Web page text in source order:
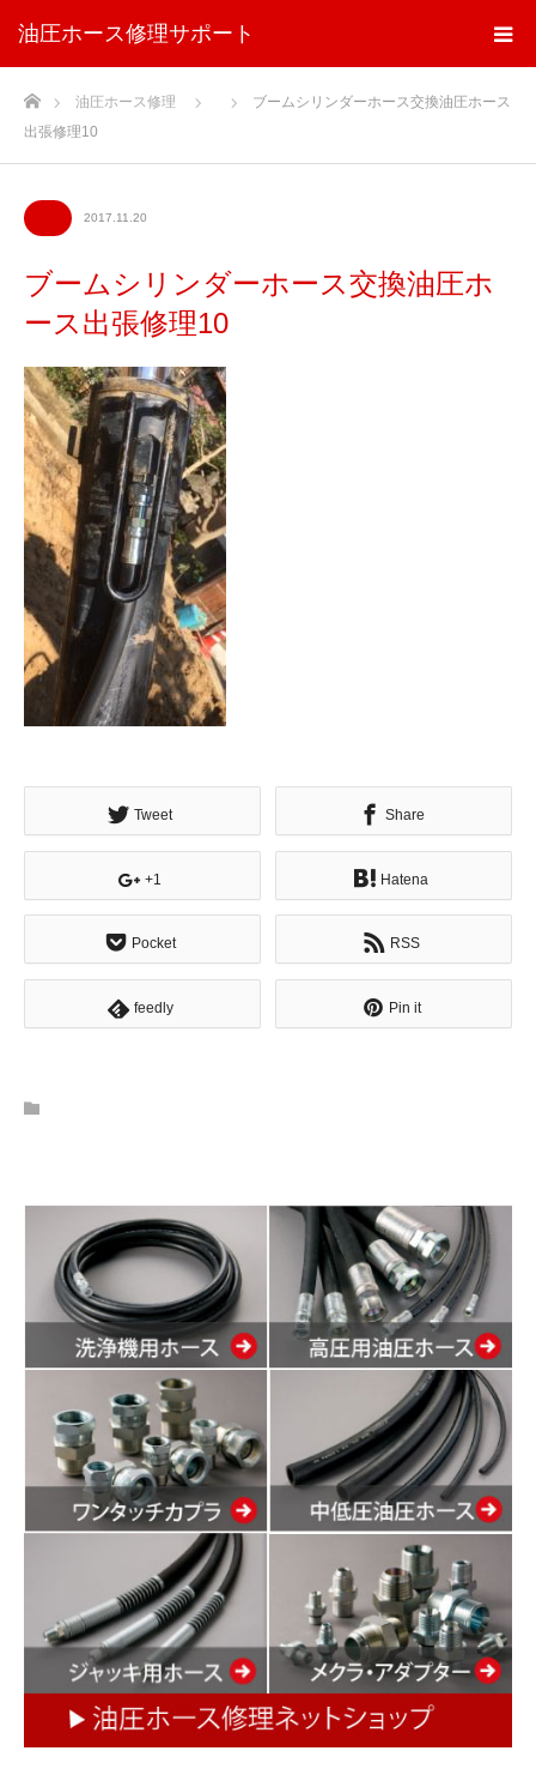
油圧ホース修理サポート
ホーム油圧ホース修理
ブームシリンダーホース交換油圧ホース
出張修理10
2017.11.20
ブームシリンダーホース交換油圧ホ
ース出張修理10
Tweet Share
+1 Hatena
Pocket RSS
feedly Pin it